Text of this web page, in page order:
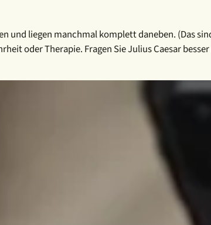
und liegen manchmal komplett daneben. (Das
oder Therapie. Fragen Sie Julius Caesar